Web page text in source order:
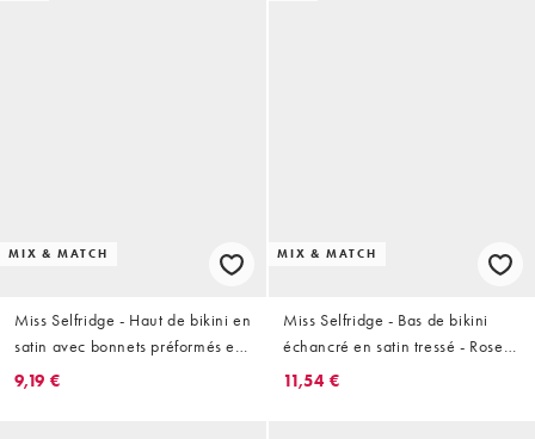
MIX & MATCH
Miss Selfridge - Haut de bikini en
satin avec bonnets préformés et
détail noué - Anthracite
9,19 €
MIX & MATCH
Miss Selfridge - Bas de bikini
échancré en satin tressé - Rose
sombre
11,54 €